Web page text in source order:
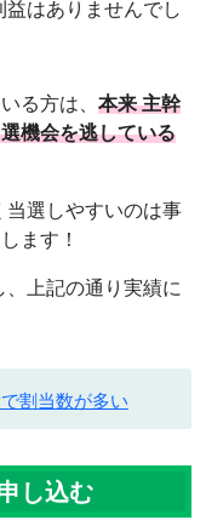
はありませんでし
る方は、 本来 主幹
機会を逃している
当選しやすいのは事
ます！
上記の通り実績に
割当数が多い
し込む